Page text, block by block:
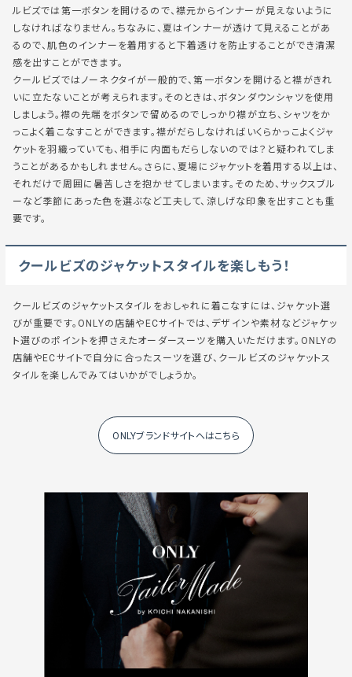
ルビズでは第一ボタンを開けるので、襟元からインナーが見えないように
しなければなりません。ちなみに、夏はインナーが透けて見えることがあ
るので、肌色のインナーを着用すると下着透けを防止することができ清潔
感を出すことができます。
クールビズではノーネクタイが一般的で、第一ボタンを開けると襟がきれ
いに立たないことが考えられます。そのときは、ボタンダウンシャツを使用
しましょう。襟の先端をボタンで留めるのでしっかり襟が立ち、シャツをか
っこよく着こなすことができます。襟がだらしなければいくらかっこよくジャ
ケットを羽織っていても、相手に 内面もだらしないのでは？ と疑われてしま
うことがあるかもしれません。さらに、夏場にジャケットを着用する以上は、
それだけで周囲に暑苦しさを抱かせてしまいます。そのため、サックスブル
ーなど季節にあった色を選ぶなど工夫して、涼しげな印象を出すことも重
要です。
クールビズのジャケットスタイルを楽しもう！
クールビズのジャケットスタイルをおしゃれに着こなすには、ジャケット選
びが重要です。ONLYの店舗やECサイトでは、デザインや素材などジャケッ
ト選びのポイントを押さえたオーダースーツを購入いただけます。ONLYの
店舗やECサイトで自分に合ったスーツを選び、クールビズのジャケットス
タイルを楽しんでみてはいかがでしょうか。
ONLYブランドサイトへはこちら